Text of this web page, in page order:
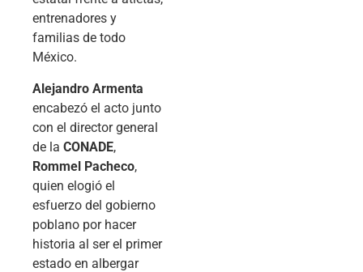
entrenadores y
familias de todo
México.
Alejandro Armenta
encabezó el acto junto
con el director general
de la CONADE,
Rommel Pacheco,
quien elogió el
esfuerzo del gobierno
poblano por hacer
historia al ser el primer
estado en albergar